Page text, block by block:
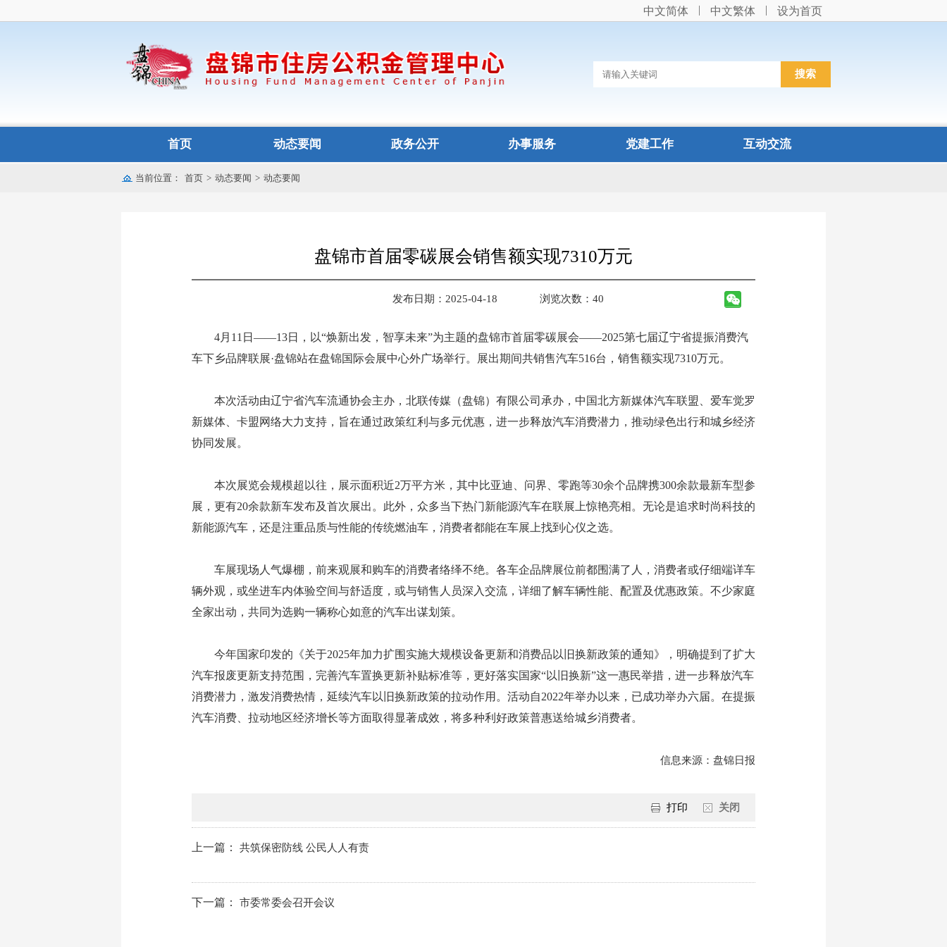
中文简体 中文繁体 设为首页
首页 动态要闻 政务公开 办事服务 党建工作 互动交流
当前位置： 首页 > 动态要闻 > 动态要闻
盘锦市首届零碳展会销售额实现7310万元
发布日期：2025-04-18 浏览次数：40
4月11日——13日，以“焕新出发，智享未来”为主题的盘锦市首届零碳展会——2025第七届辽宁省提振消费汽
车下乡品牌联展·盘锦站在盘锦国际会展中心外广场举行。展出期间共销售汽车516台，销售额实现7310万元。
本次活动由辽宁省汽车流通协会主办，北联传媒（盘锦）有限公司承办，中国北方新媒体汽车联盟、爱车觉罗
新媒体、卡盟网络大力支持，旨在通过政策红利与多元优惠，进一步释放汽车消费潜力，推动绿色出行和城乡经济
协同发展。
本次展览会规模超以往，展示面积近2万平方米，其中比亚迪、问界、零跑等30余个品牌携300余款最新车型参
展，更有20余款新车发布及首次展出。此外，众多当下热门新能源汽车在联展上惊艳亮相。无论是追求时尚科技的
新能源汽车，还是注重品质与性能的传统燃油车，消费者都能在车展上找到心仪之选。
车展现场人气爆棚，前来观展和购车的消费者络绎不绝。各车企品牌展位前都围满了人，消费者或仔细端详车
辆外观，或坐进车内体验空间与舒适度，或与销售人员深入交流，详细了解车辆性能、配置及优惠政策。不少家庭
全家出动，共同为选购一辆称心如意的汽车出谋划策。
今年国家印发的《关于2025年加力扩围实施大规模设备更新和消费品以旧换新政策的通知》，明确提到了扩大
汽车报废更新支持范围，完善汽车置换更新补贴标准等，更好落实国家“以旧换新”这一惠民举措，进一步释放汽车
消费潜力，激发消费热情，延续汽车以旧换新政策的拉动作用。活动自2022年举办以来，已成功举办六届。在提振
汽车消费、拉动地区经济增长等方面取得显著成效，将多种利好政策普惠送给城乡消费者。
信息来源：盘锦日报
关闭
打印
上一篇： 共筑保密防线 公民人人有责
下一篇： 市委常委会召开会议